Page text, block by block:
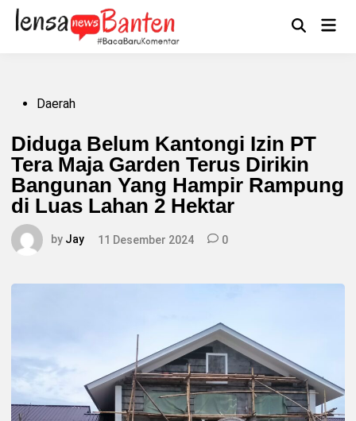
Skip
content
OpenMain
PostedDaerah
Diduga Belum Kantongi Izin PT
Tera Maja Garden Terus Dirikin
Bangunan Yang Hampir Rampung
di Luas Lahan 2 Hektar
by Jay 11 Desember 2024 0